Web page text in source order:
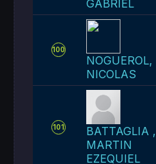
GABRIEL
100
NOGUEROL,
NICOLAS
101
BATTAGLIA ,
MARTIN
EZEQUIEL